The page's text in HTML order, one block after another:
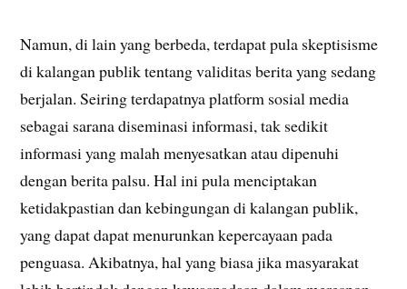
Namun, di lain yang berbeda, terdapat pula skeptisisme
di kalangan publik tentang validitas berita yang sedang
berjalan. Seiring terdapatnya platform sosial media
sebagai sarana diseminasi informasi, tak sedikit
informasi yang malah menyesatkan atau dipenuhi
dengan berita palsu. Hal ini pula menciptakan
ketidakpastian dan kebingungan di kalangan publik,
yang dapat dapat menurunkan kepercayaan pada
penguasa. Akibatnya, hal yang biasa jika masyarakat